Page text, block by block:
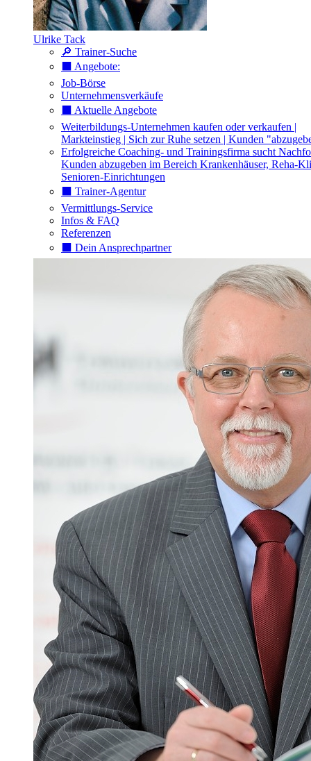
Ulrike Tack
🔎 Trainer-Suche
⬛️ Angebote:
Job-Börse
Unternehmensverkäufe
⬛️ Aktuelle Angebote
Weiterbildungs-Unternehmen kaufen oder verkaufen |
Markteinstieg | Sich zur Ruhe setzen | Kunden
Erfolgreiche Coaching- und Trainingsfirma sucht
Kunden abzugeben im Bereich Krankenhäuser, Reha-
Senioren-Einrichtungen
⬛️ Trainer-Agentur
Vermittlungs-Service
Infos & FAQ
Referenzen
⬛️ Dein Ansprechpartner